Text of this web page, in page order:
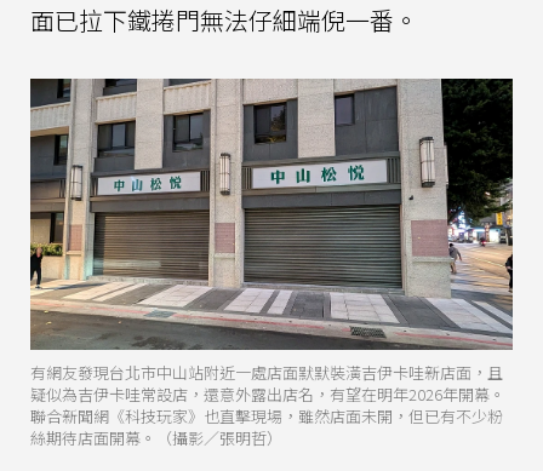
面已拉下鐵捲門無法仔細端倪一番。
有網友發現台北市中山站附近一處店面默默裝潢吉伊卡哇新店面，且
疑似為吉伊卡哇常設店，還意外露出店名，有望在明年2026年開幕。
聯合新聞網《科技玩家》也直擊現場，雖然店面未開，但已有不少粉
絲期待店面開幕。（攝影／張明哲）